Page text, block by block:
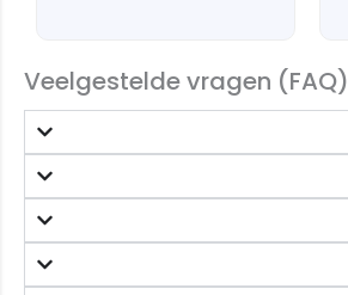
Veelgestelde vragen (FAQ)